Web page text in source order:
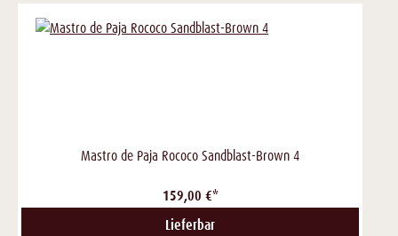
Mastro de Paja Rococo Sandblast-Brown 4
159,00 €*
Lieferbar